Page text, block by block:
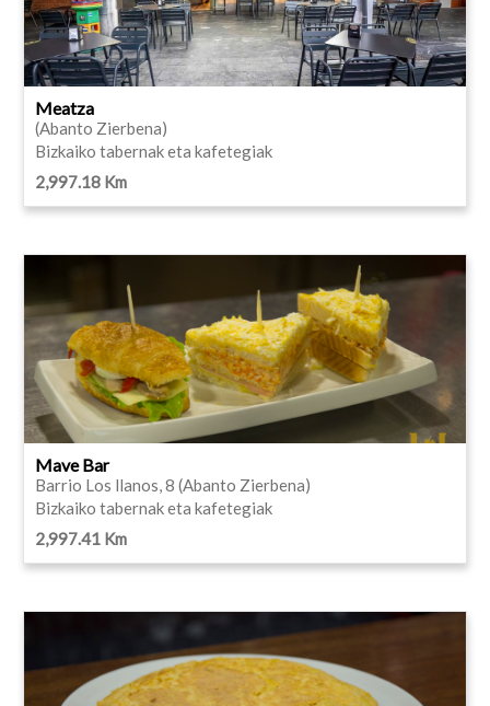
Meatza
(Abanto Zierbena)
Bizkaiko tabernak eta kafetegiak
2,997.18 Km
Mave Bar
Barrio Los llanos, 8 (Abanto Zierbena)
Bizkaiko tabernak eta kafetegiak
2,997.41 Km